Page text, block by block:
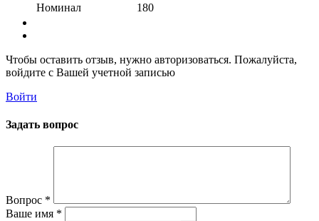
Номинал
180
Чтобы оставить отзыв, нужно авторизоваться. Пожалуйста,
войдите с Вашей учетной записью
Войти
Задать вопрос
Вопрос *
Ваше имя *